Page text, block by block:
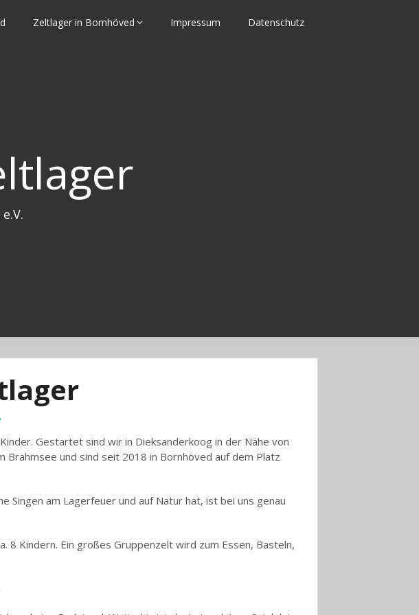
Zeltlager in Bornhöved Impressum Datenschutz
Gestartet sind wir in Dieksanderkoog in der Nähe von
Brahmsee und sind seit 2018 in Bornhöved auf dem Platz
Singen am Lagerfeuer und auf Natur hat, ist bei uns genau
8 Kindern. Ein großes Gruppenzelt wird zum Essen, Basteln,